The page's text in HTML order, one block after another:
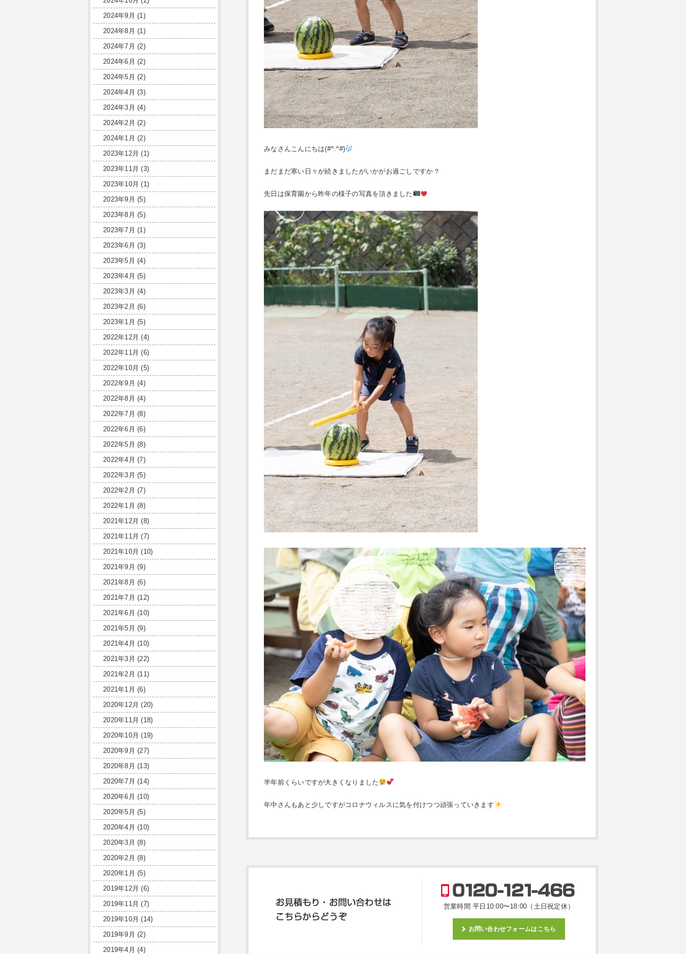
みなさんこんにちは(#^.^#)
まだまだ寒い日々が続きましたがいかがお過ごしですか？
先日は保育園から昨年の様子の写真を頂きました
半年前くらいですが大きくなりました
年中さんもあと少しですがコロナウィルスに気を付けつつ頑張っていきます
営業時間 平日10:00〜18:00（土日祝定休）
お問い合わせフォームはこちら
2024年9月 (1)
2024年8月 (1)
2024年7月 (2)
2024年6月 (2)
2024年5月 (2)
2024年4月 (3)
2024年3月 (4)
2024年2月 (2)
2024年1月 (2)
2023年12月 (1)
2023年11月 (3)
2023年10月 (1)
2023年9月 (5)
2023年8月 (5)
2023年7月 (1)
2023年6月 (3)
2023年5月 (4)
2023年4月 (5)
2023年3月 (4)
2023年2月 (6)
2023年1月 (5)
2022年12月 (4)
2022年11月 (6)
2022年10月 (5)
2022年9月 (4)
2022年8月 (4)
2022年7月 (8)
2022年6月 (6)
2022年5月 (8)
2022年4月 (7)
2022年3月 (5)
2022年2月 (7)
2022年1月 (8)
2021年12月 (8)
2021年11月 (7)
2021年10月 (10)
2021年9月 (9)
2021年8月 (6)
2021年7月 (12)
2021年6月 (10)
2021年5月 (9)
2021年4月 (10)
2021年3月 (22)
2021年2月 (11)
2021年1月 (6)
2020年12月 (20)
2020年11月 (18)
2020年10月 (19)
2020年9月 (27)
2020年8月 (13)
2020年7月 (14)
2020年6月 (10)
2020年5月 (5)
2020年4月 (10)
2020年3月 (8)
2020年2月 (8)
2020年1月 (5)
2019年12月 (6)
2019年11月 (7)
2019年10月 (14)
2019年9月 (2)
2019年4月 (4)